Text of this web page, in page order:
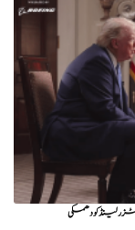
کو دھمکی